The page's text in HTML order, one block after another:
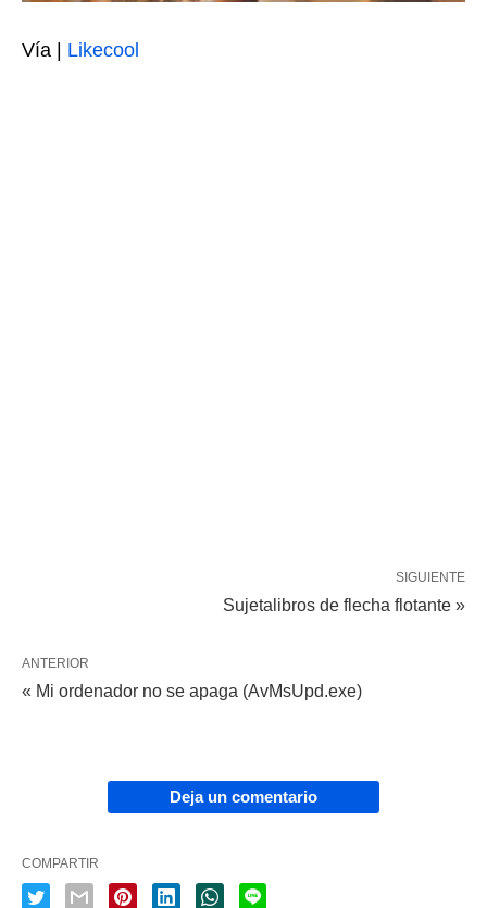
Vía | Likecool
SIGUIENTE
Sujetalibros de flecha flotante »
ANTERIOR
« Mi ordenador no se apaga (AvMsUpd.exe)
Deja un comentario
COMPARTIR